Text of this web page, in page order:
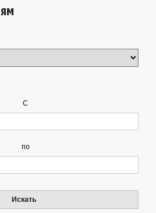
С
по
Искать